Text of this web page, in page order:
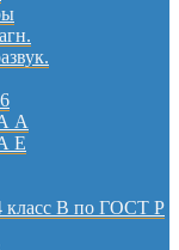
А
Е
класс B по ГОСТ Р